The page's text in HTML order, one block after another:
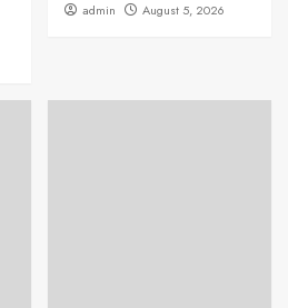
admin August 5, 2026